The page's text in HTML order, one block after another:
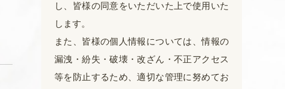
し、皆様の同意をいただいた上で使用いた
します。
また、皆様の個人情報については、情報の
漏洩・紛失・破壊・改ざん・不正アクセス
等を防止するため、適切な管理に努めてお